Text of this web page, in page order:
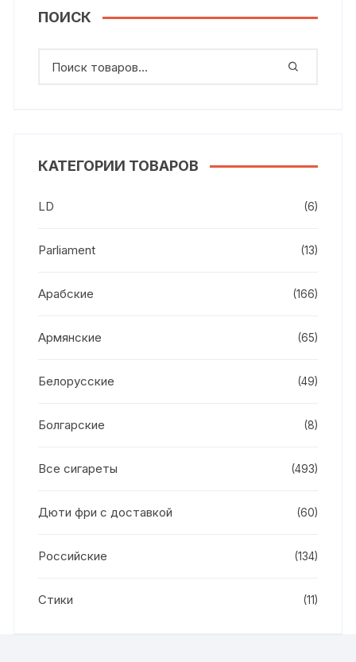
ПОИСК
КАТЕГОРИИ ТОВАРОВ
LD (6)
Parliament (13)
Арабские (166)
Армянские (65)
Белорусские (49)
Болгарские (8)
Все сигареты (493)
Дюти фри с доставкой (60)
Российские (134)
Стики (11)